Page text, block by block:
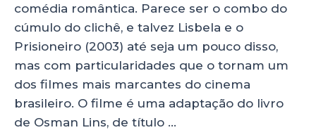
comédia romântica. Parece ser o combo do
cúmulo do clichê, e talvez Lisbela e o
Prisioneiro (2003) até seja um pouco disso,
mas com particularidades que o tornam um
dos filmes mais marcantes do cinema
brasileiro. O filme é uma adaptação do livro
de Osman Lins, de título …